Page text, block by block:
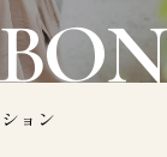
ン ON
ョン